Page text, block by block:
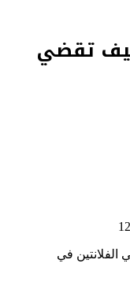
الحب 2021.. كيف تقضي